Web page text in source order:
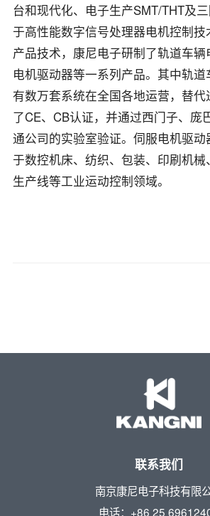
台和现代化、电子生产SMT/THT及
于高性能数字信号处理器电机控制
产品技术，康尼电子研制了轨道车
电机驱动器等一系列产品。其中轨
有数万套系统在全国各地运营，替
了CE、CB认证，并通过西门子、庞
通公司的实验室验证。伺服电机驱动
于数控机床、纺织、包装、印刷机
生产线等工业运动控制领域。
联系我们
南京康尼电子科技有限
电话：+86 25